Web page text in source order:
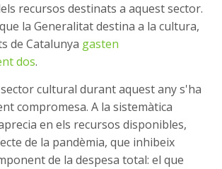
recursos destinats a aquest sector.
la Generalitat destina a la cultura,
de Catalunya gasten
dos.
cultural durant aquest any s'ha
compromesa. A la sistemàtica
en els recursos disponibles,
de la pandèmia, que inhibeix
de la despesa total: el que